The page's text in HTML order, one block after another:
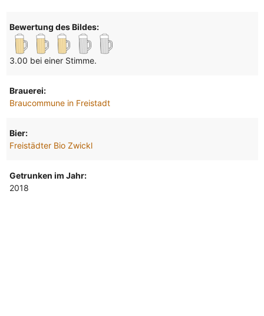
Bewertung des Bildes:
3.00 bei einer Stimme.
Brauerei:
Braucommune in Freistadt
Bier:
Freistädter Bio Zwickl
Getrunken im Jahr:
2018